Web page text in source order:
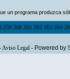
un programa produzca
259 260 261 262 263 264
Aviso Legal- Powered by